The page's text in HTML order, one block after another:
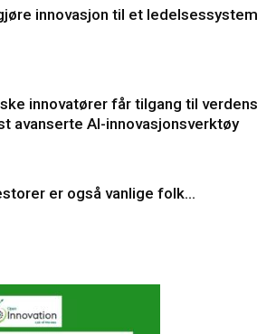
innovasjon til et ledelsessystem
innovatører får tilgang til verdens
avanserte AI-innovasjonsverktøy
er også vanlige folk…